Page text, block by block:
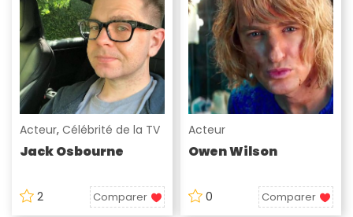
Acteur, Célébrité de la TV
Jack Osbourne
2 Comparer
Acteur
Owen Wilson
0 Comparer